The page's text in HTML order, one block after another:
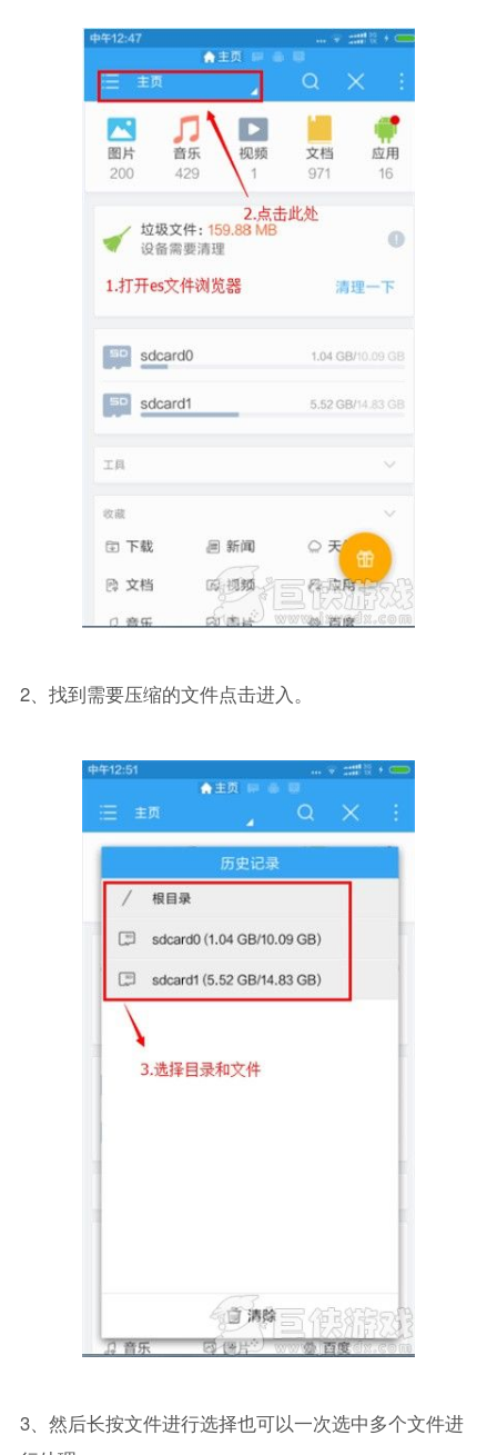
2、找到需要压缩的文件点击进入。
3、然后长按文件进行选择也可以一次选中多个文件进